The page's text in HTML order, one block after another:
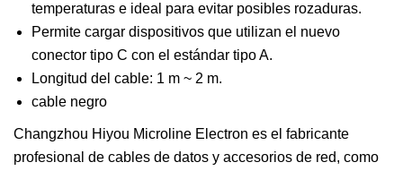
temperaturas e ideal para evitar posibles rozaduras.
Permite cargar dispositivos que utilizan el nuevo
conector tipo C con el estándar tipo A.
Longitud del cable: 1 m ~ 2 m.
cable negro
Changzhou Hiyou Microline Electron es el fabricante
profesional de cables de datos y accesorios de red, como